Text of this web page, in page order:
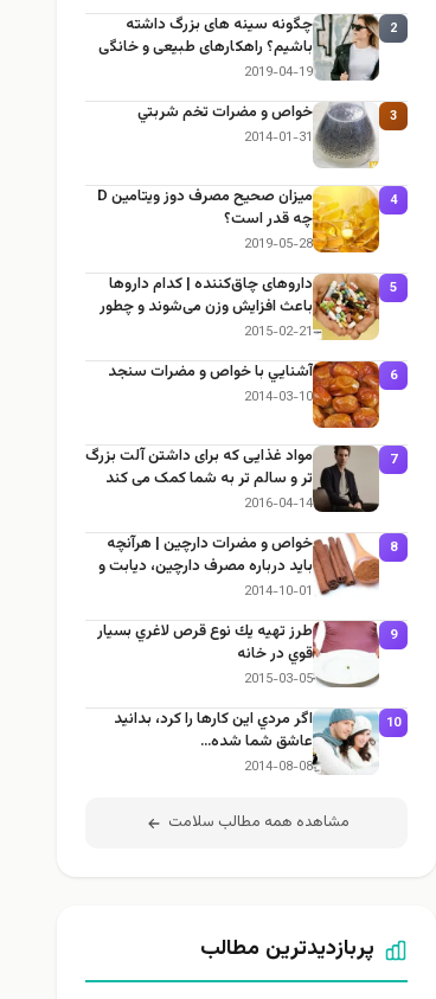
2
چگونه سینه های بزرگ داشته
باشیم؟ راهکارهای طبیعی و خانگی
برای بزرگ کردن سینه
2019-04-19
3 خواص و مضرات تخم شربتي
2014-01-31
4
میزان صحیح مصرف دوز ویتامین D
چه قدر است؟
2019-05-28
5
داروهای چاق‌کننده | کدام داروها
باعث افزایش وزن می‌شوند و چطور
جلوش را بگیریم؟
2015-02-21
6 آشنايي با خواص و مضرات سنجد
2014-03-10
7
مواد غذایی که برای داشتن آلت بزرگ
تر و سالم تر به شما کمک می کند
2016-04-14
8
خواص و مضرات دارچین | هرآنچه
باید درباره مصرف دارچین، دیابت و
لاغری بدانید
2014-10-01
9
طرز تهيه يك نوع قرص لاغري بسيار
قوي در خانه
2015-03-05
10
اگر مردي اين كارها را كرد، بدانيد
عاشق شما شده…
2014-08-08
مشاهده همه مطالب سلامت
پربازدیدترین مطالب